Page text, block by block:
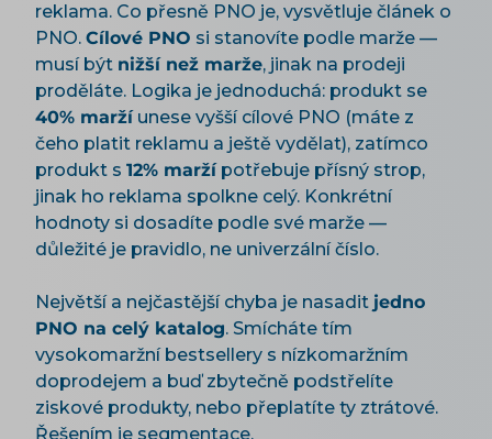
reklama. Co přesně PNO je, vysvětluje článek o
PNO. Cílové PNO si stanovíte podle marže —
musí být nižší než marže, jinak na prodeji
proděláte. Logika je jednoduchá: produkt se
40% maržíunese vyšší cílové PNO (máte z
čeho platit reklamu a ještě vydělat), zatímco
produkt s 12% maržípotřebuje přísný strop,
jinak ho reklama spolkne celý. Konkrétní
hodnoty si dosadíte podle své marže —
důležité je pravidlo, ne univerzální číslo.
Největší a nejčastější chyba je nasadit jedno
PNO na celý katalog. Smícháte tím
vysokomaržní bestsellery s nízkomaržním
doprodejem a buď zbytečně podstřelíte
ziskové produkty, nebo přeplatíte ty ztrátové.
Řešením je segmentace.